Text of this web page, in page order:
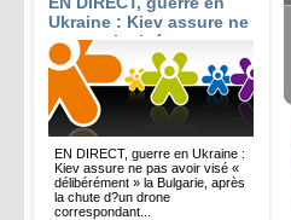
Ukraine : Kiev assure ne
pas avoir visé «
délibérément » la
Bulgarie, après la chute
d?un drone
correspondant à ceux
utilisés par l?armée
ukrainienne - Le
Monde.fr
EN DIRECT, guerre en Ukraine :
Kiev assure ne pas avoir visé «
délibérément » la Bulgarie, après
la chute d?un drone
correspondant...